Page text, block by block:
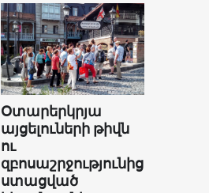
Օտարերկրյա
այցելուների թիվն
ու
զբոսաշրջությունից
ստացված